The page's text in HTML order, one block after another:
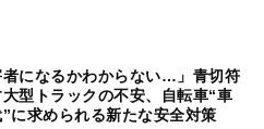
者になるかわからない…」青切符
型トラックの不安、自転車“車
に求められる新たな安全対策